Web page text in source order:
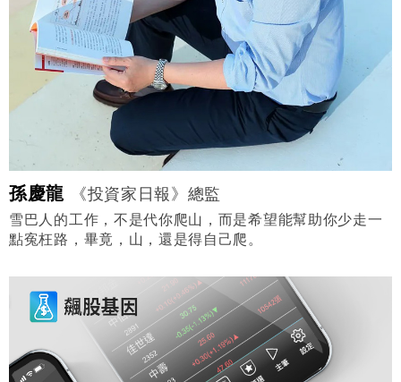
孫慶龍 《投資家日報》總監
雪巴人的工作，不是代你爬山，而是希望能幫助你少走一
點寃枉路，畢竟，山，還是得自己爬。